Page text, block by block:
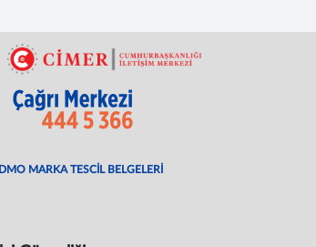
DMO MARKA TESCİL BELGELERİ